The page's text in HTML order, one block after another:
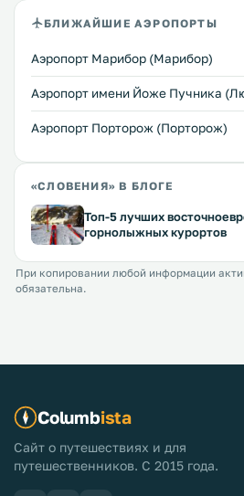
БЛИЖАЙШИЕ АЭРОПОРТЫ
Аэропорт Марибор (Марибор)
Аэропорт имени Йоже Пучника
Аэропорт Порторож (Порторож)
«СЛОВЕНИЯ» В БЛОГЕ
Топ-5 лучших
горнолыжных курортов
При копировании любой информации
обязательна.
Columbista
Сайт о путешествиях и для
путешественников. С 2015 года.